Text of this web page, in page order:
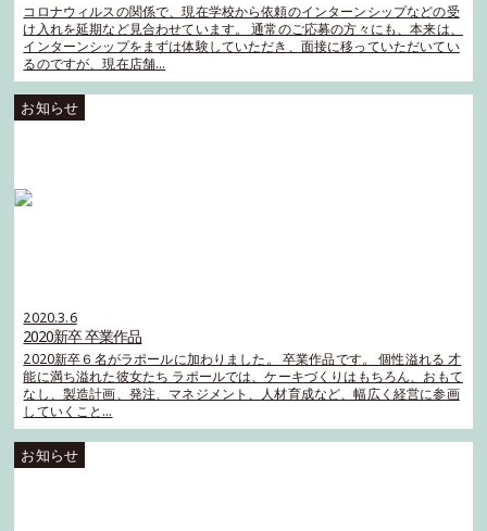
コロナウィルスの関係で、現在学校から依頼のインターンシップなどの受
け入れを延期など見合わせています。 通常のご応募の方々にも、本来は、
インターンシップをまずは体験していただき、面接に移っていただいてい
るのですが、現在店舗…
2020.3.6
2020新卒 卒業作品
2020新卒６名がラポールに加わりました。 卒業作品です。 個性溢れる 才
能に満ち溢れた彼女たち ラポールでは、ケーキづくりはもちろん、おもて
なし、製造計画、発注、マネジメント、人材育成など、幅広く経営に参画
していくこと…